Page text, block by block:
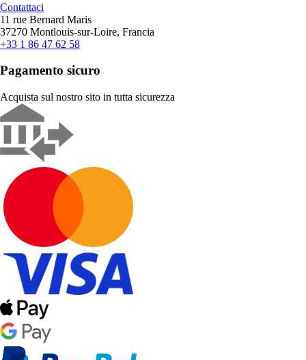
Contattaci
11 rue Bernard Maris
37270 Montlouis-sur-Loire, Francia
+33 1 86 47 62 58
Pagamento sicuro
Acquista sul nostro sito in tutta sicurezza